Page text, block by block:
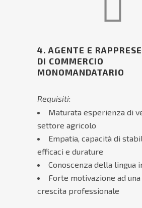
4. AGENTE E
DI COMMERCIO
MONOMANDATARIO
Requisiti:
Maturata esperienza di
settore agricolo
Empatia, capacità di
efficaci e durature
Conoscenza della lingua
Forte motivazione ad
crescita professionale